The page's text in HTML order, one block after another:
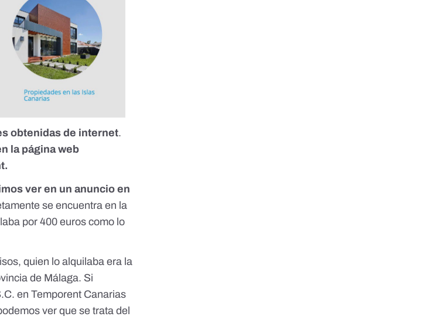
obtenidas de internet.
la página web
.
ver en un anuncio en
se encuentra en la
por 400 euros como lo
quien lo alquilaba era la
de Málaga. Si
en Temporent Canarias
ver que se trata del